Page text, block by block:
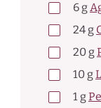
6 g
24 g
20 g
10 g
1 g